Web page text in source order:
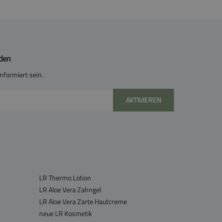
sein.
AKTIVIEREN
LR Thermo Lotion
LR Aloe Vera Zahngel
LR Aloe Vera Zarte Hautcreme
neue LR Kosmetik